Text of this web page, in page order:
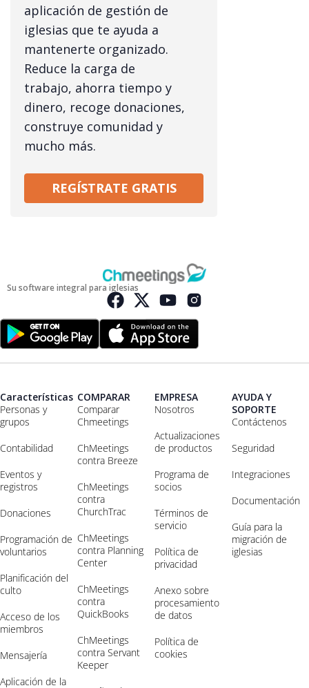
aplicación de gestión de
iglesias que te ayuda a
mantenerte organizado.
Reduce la carga de
trabajo, ahorra tiempo y
dinero, recoge donaciones,
construye comunidad y
mucho más.
REGÍSTRATE GRATIS
Su software integral para iglesias
Características
Personas y
grupos
Contabilidad
Eventos y
registros
Donaciones
Programación de
voluntarios
Planificación del
culto
Acceso de los
miembros
Mensajería
Aplicación de la
COMPARAR
Comparar
Chmeetings
ChMeetings
contra Breeze
ChMeetings
contra
ChurchTrac
ChMeetings
contra Planning
Center
ChMeetings
contra
QuickBooks
ChMeetings
contra Servant
Keeper
EMPRESA
Nosotros
Actualizaciones
de productos
Programa de
socios
Términos de
servicio
Política de
privacidad
Anexo sobre
procesamiento
de datos
Política de
cookies
AYUDA Y
SOPORTE
Contáctenos
Seguridad
Integraciones
Documentación
Guía para la
migración de
iglesias